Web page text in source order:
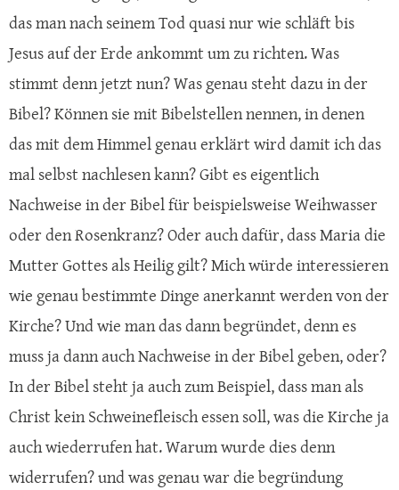
das man nach seinem Tod quasi nur wie schläft bis
Jesus auf der Erde ankommt um zu richten. Was
stimmt denn jetzt nun? Was genau steht dazu in der
Bibel? Können sie mit Bibelstellen nennen, in denen
das mit dem Himmel genau erklärt wird damit ich das
mal selbst nachlesen kann? Gibt es eigentlich
Nachweise in der Bibel für beispielsweise Weihwasser
oder den Rosenkranz? Oder auch dafür, dass Maria die
Mutter Gottes als Heilig gilt? Mich würde interessieren
wie genau bestimmte Dinge anerkannt werden von der
Kirche? Und wie man das dann begründet, denn es
muss ja dann auch Nachweise in der Bibel geben, oder?
In der Bibel steht ja auch zum Beispiel, dass man als
Christ kein Schweinefleisch essen soll, was die Kirche ja
auch wiederrufen hat. Warum wurde dies denn
widerrufen? und was genau war die begründung